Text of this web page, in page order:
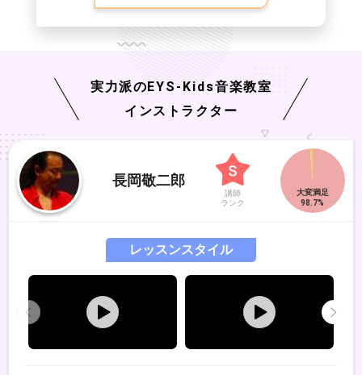
実力派のEYS-Kids音楽教室
インストラクター
長岡敬二郎
講師
ランク
レッスンスタイル